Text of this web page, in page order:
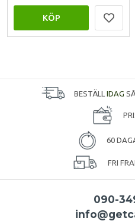
KÖP
BESTÄLL IDAG
60
FRI
090-